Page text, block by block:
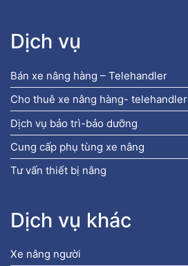
Dịch vụ
Bán xe nâng hàng – Telehandler
Cho thuê xe nâng hàng- telehandler
Dịch vụ bảo trì-bảo dưỡng
Cung cấp phụ tùng xe nâng
Tư vấn thiết bị nâng
Dịch vụ khác
Xe nâng người